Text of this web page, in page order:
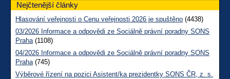
Nejčtenější články
Hlasování veřejnosti o Cenu veřejnosti 2026 je spuštěno (4438)
03/2026 Informace a odpovědi ze Sociálně právní poradny SONS
Praha(1108)
04/2026 Informace a odpovědi ze Sociálně právní poradny SONS
Praha(745)
Výběrové řízení na pozici Asistent/ka prezidentky SONS ČR, z. s.